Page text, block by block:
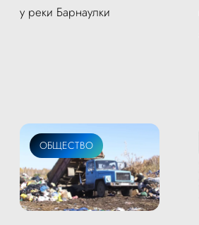
у реки Барнаулки
ОБЩЕСТВО